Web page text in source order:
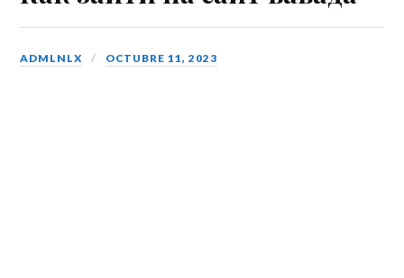
lo
o
B
pp en
dl
rti
r
ADMLNLX OCTUBRE 11, 2023